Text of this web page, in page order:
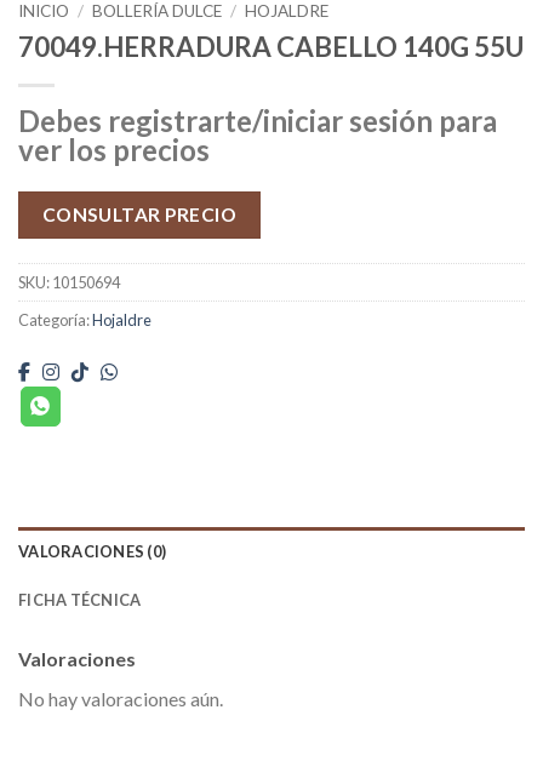
INICIO / BOLLERÍA DULCE / HOJALDRE
70049.HERRADURA CABELLO 140G 55U
Debes registrarte/iniciar sesión para
ver los precios
CONSULTAR PRECIO
SKU:10150694
Categoría:Hojaldre
VALORACIONES (0)
FICHA TÉCNICA
Valoraciones
No hay valoraciones aún.